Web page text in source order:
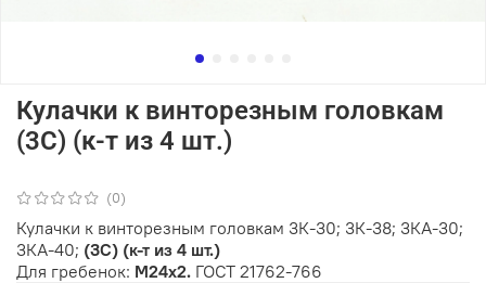
(0)
Кулачки к винторезным головкам
(3С) (к-т из 4 шт.)
Кулачки к винторезным головкам 3К-30; 3К-38; 3КА-30;
3КА-40; (3С) (к-т из 4 шт.)
Для гребенок: М24х2. ГОСТ 21762-766